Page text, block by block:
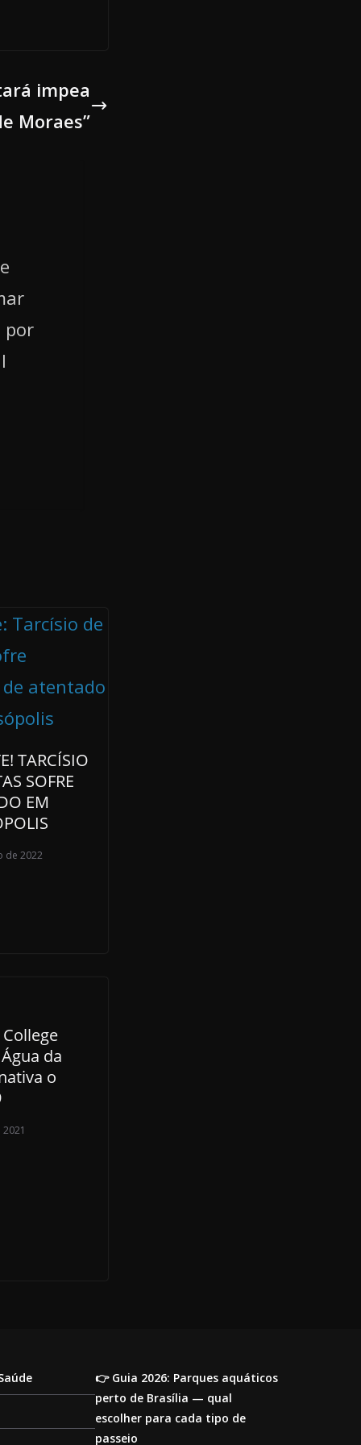
impea
Moraes”
por
TARCÍSIO
SOFRE
EM
de 2022
da
o
👉 Guia 2026: Parques aquáticos
perto de Brasília — qual
escolher para cada tipo de
passeio